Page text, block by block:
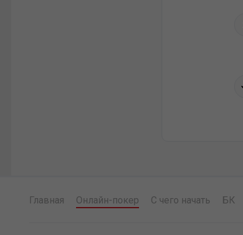
Главная Онлайн-покер С чего начать БК